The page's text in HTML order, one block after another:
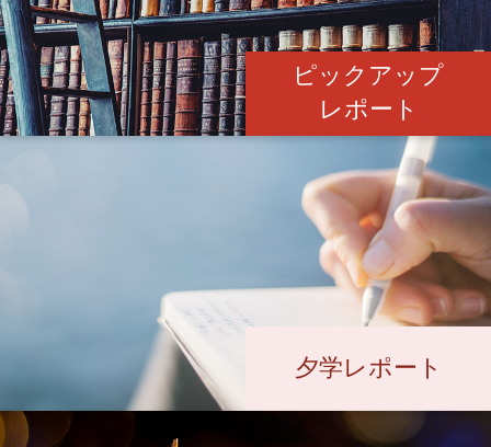
ピックアップ
レポート
夕学レポート